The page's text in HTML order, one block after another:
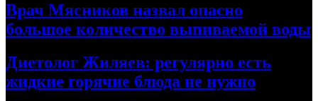
Врач Мясников назвал опасно
большое количество выпиваемой воды
Диетолог Жиляев: регулярно есть
жидкие горячие блюда не нужно